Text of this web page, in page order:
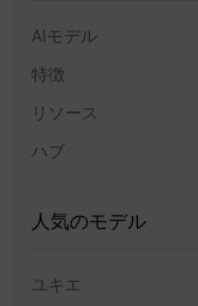
AIモデル
特徴
リソース
ハブ
人気のモデル
ユキエ